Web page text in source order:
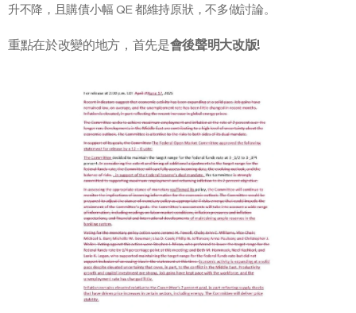
升不降，且購債小幅 QE 都維持原狀，不多做討論。
重點在於改變的地方，首先是會後聲明大改版!